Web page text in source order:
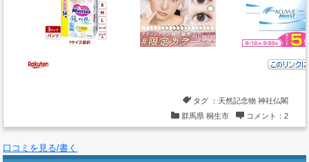
タグ ： 天然記念物 神社仏閣
群馬県 桐生市 コメント：2
口コミを見る/書く